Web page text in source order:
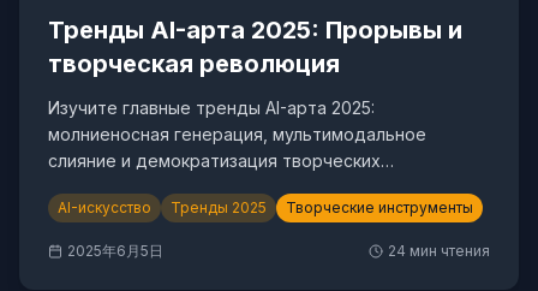
Тренды AI-арта 2025: Прорывы и
творческая революция
Изучите главные тренды AI-арта 2025:
молниеносная генерация, мультимодальное
слияние и демократизация творческих
AI-искусство Тренды 2025 Творческие инструменты
2025年6月5日 24 мин чтения